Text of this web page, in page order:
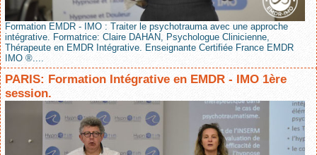
Formation EMDR - IMO : Traiter le psychotrauma avec une approche
intégrative. Formatrice: Claire DAHAN, Psychologue Clinicienne,
Thérapeute en EMDR Intégrative. Enseignante Certifiée France EMDR
IMO ®....
PARIS: Formation Intégrative en EMDR - IMO 1ère
session.